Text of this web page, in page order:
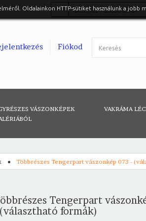
Belépés Facebook-al
Fiókod
VÁSZONKÉPEK
VAKRÁMA
Oldalainkon HTTP-sütiket használunk a jobb
Többrészes Tengerpart vászonkép 073 -
Tengerpart
formák)